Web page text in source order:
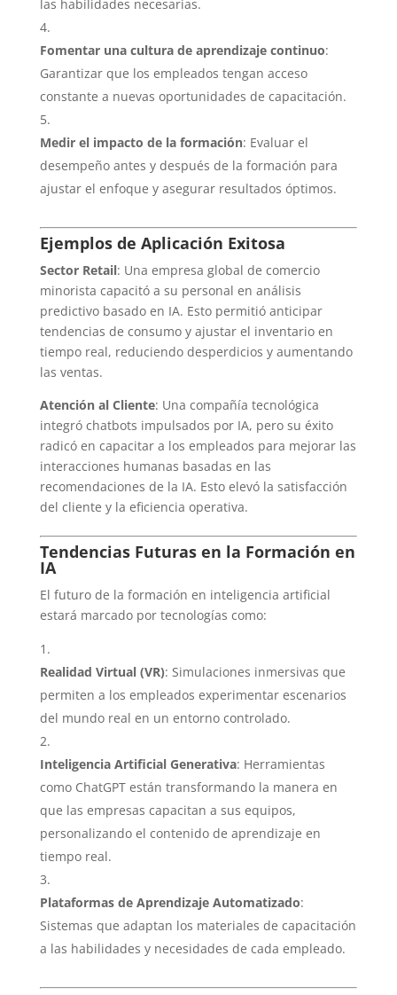
las habilidades necesarias.
Fomentar una cultura de aprendizaje continuo:
Garantizar que los empleados tengan acceso
constante a nuevas oportunidades de capacitación.
Medir el impacto de la formación: Evaluar el
desempeño antes y después de la formación para
ajustar el enfoque y asegurar resultados óptimos.
Ejemplos de Aplicación Exitosa
Sector Retail: Una empresa global de comercio
minorista capacitó a su personal en análisis
predictivo basado en IA. Esto permitió anticipar
tendencias de consumo y ajustar el inventario en
tiempo real, reduciendo desperdicios y aumentando
las ventas.
Atención al Cliente: Una compañía tecnológica
integró chatbots impulsados por IA, pero su éxito
radicó en capacitar a los empleados para mejorar las
interacciones humanas basadas en las
recomendaciones de la IA. Esto elevó la satisfacción
del cliente y la eficiencia operativa.
Tendencias Futuras en la Formación en
IA
El futuro de la formación en inteligencia artificial
estará marcado por tecnologías como:
Realidad Virtual (VR): Simulaciones inmersivas que
permiten a los empleados experimentar escenarios
del mundo real en un entorno controlado.
Inteligencia Artificial Generativa: Herramientas
como ChatGPT están transformando la manera en
que las empresas capacitan a sus equipos,
personalizando el contenido de aprendizaje en
tiempo real.
Plataformas de Aprendizaje Automatizado:
Sistemas que adaptan los materiales de capacitación
a las habilidades y necesidades de cada empleado.